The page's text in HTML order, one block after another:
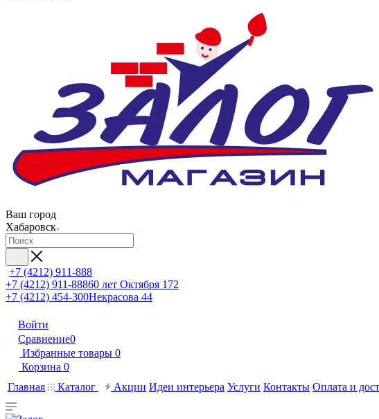
Ваш город
Хабаровск
+7 (4212) 911-888
+7 (4212) 911-88860 лет Октября 172
+7 (4212) 454-300Некрасова 44
Войти
Сравнение0
Избранные товары 0
Корзина 0
Главная
Каталог Акции Идеи интерьера Услуги Контакты Оплата и